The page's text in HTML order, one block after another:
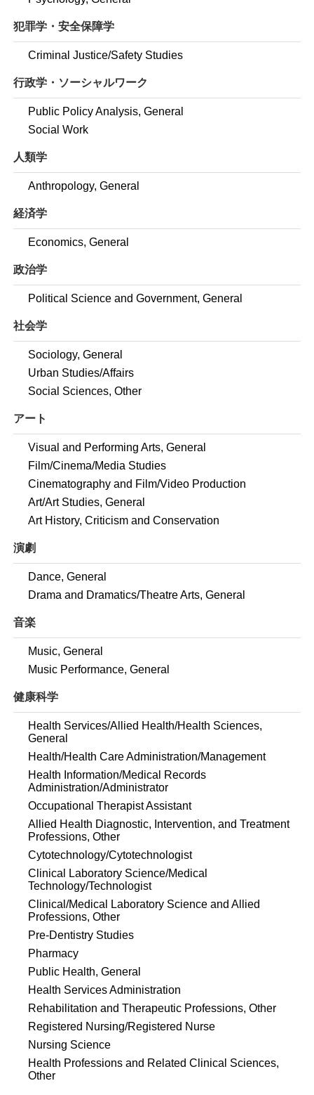
犯罪学・安全保障学
Criminal Justice/Safety Studies
行政学・ソーシャルワーク
Public Policy Analysis, General
Social Work
人類学
Anthropology, General
経済学
Economics, General
政治学
Political Science and Government, General
社会学
Sociology, General
Urban Studies/Affairs
Social Sciences, Other
アート
Visual and Performing Arts, General
Film/Cinema/Media Studies
Cinematography and Film/Video Production
Art/Art Studies, General
Art History, Criticism and Conservation
演劇
Dance, General
Drama and Dramatics/Theatre Arts, General
音楽
Music, General
Music Performance, General
健康科学
Health Services/Allied Health/Health Sciences,
General
Health/Health Care Administration/Management
Health Information/Medical Records
Administration/Administrator
Occupational Therapist Assistant
Allied Health Diagnostic, Intervention, and Treatment
Professions, Other
Cytotechnology/Cytotechnologist
Clinical Laboratory Science/Medical
Technology/Technologist
Clinical/Medical Laboratory Science and Allied
Professions, Other
Pre-Dentistry Studies
Pharmacy
Public Health, General
Health Services Administration
Rehabilitation and Therapeutic Professions, Other
Registered Nursing/Registered Nurse
Nursing Science
Health Professions and Related Clinical Sciences,
Other